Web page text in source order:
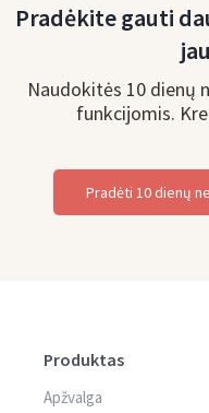
Pradėkite gauti
Naudokitės 10 dienų
funkcijomis.
Pradėti 10 dienų
Produktas
Apžvalga